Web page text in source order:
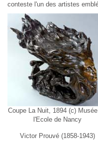
conteste l'un des artistes
Coupe La Nuit, 1894 (c)
l'Ecole de Nancy
Victor Prouvé (1858-1943)